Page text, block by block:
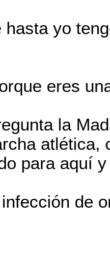
hasta yo
eres
la
atlética,
para aquí
de